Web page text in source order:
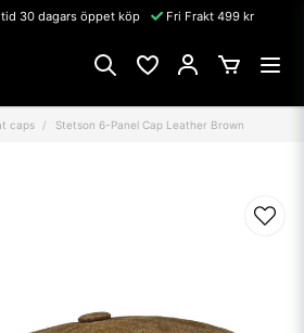
30 dagars öppet köp Fri Frakt 499 kr
caps Stetson 6-Panel Cap Leather Brown